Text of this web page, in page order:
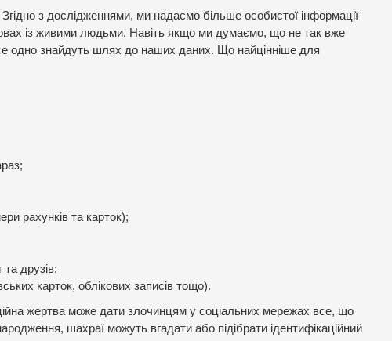
з дослідженнями, ми надаємо більше особистої інформації
із живими людьми. Навіть якщо ми думаємо, що не так вже
одно знайдуть шлях до наших даних. Що найцінніше для
рахунків та карток);
та друзів;
карток, облікових записів тощо).
жертва може дати злочинцям у соціальних мережах все, що
шахраї можуть вгадати або підібрати ідентифікаційний